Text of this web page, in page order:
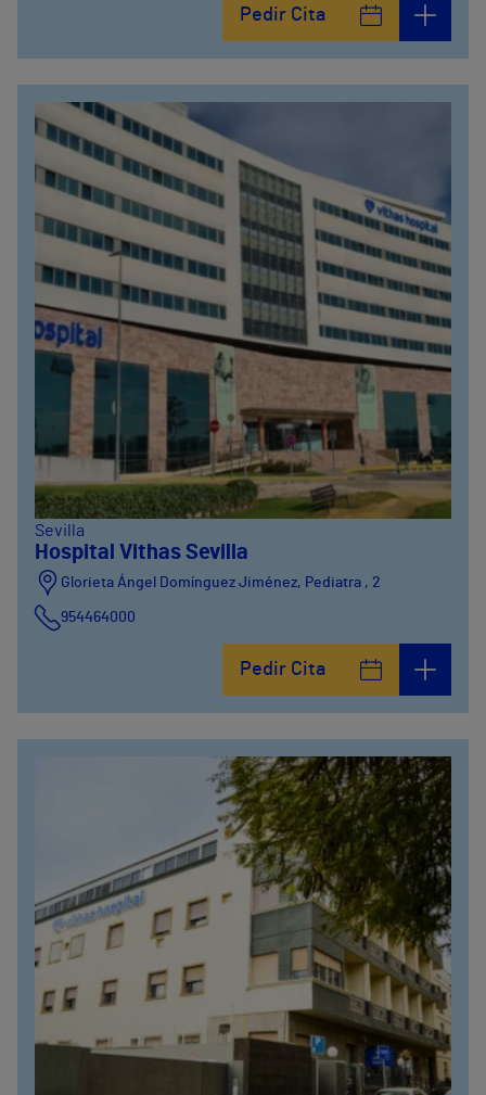
Pedir Cita
Sevilla
Hospital Vithas Sevilla
Glorieta Ángel Domínguez Jiménez, Pediatra , 2
954464000
Pedir Cita